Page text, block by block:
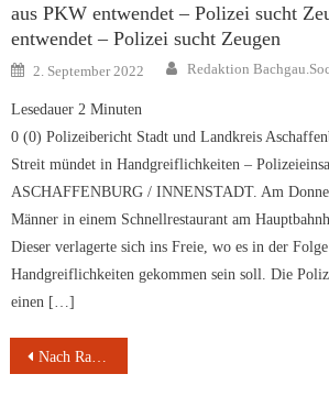
aus PKW entwendet – Polizei sucht
entwendet – Polizei sucht Zeugen
Posted
on
2. September 2022 Author
Redaktion
Lesedauer 2 Minuten
0 (0) Polizeibericht Stadt und Landkreis
Streit mündet in Handgreiflichkeiten –
ASCHAFFENBURG / INNENSTADT. Am
Männer in einem Schnellrestaurant am
Dieser verlagerte sich ins Freie, wo es in der
Handgreiflichkeiten gekommen sein soll. Die
einen […]
Beitragsnavigation
Nach Raub auf Tankstelle im Juli – Tatverdächtiger in Haft